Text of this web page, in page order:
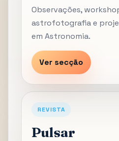
Observações,
astrofotografia e
em Astronomia.
Ver secção
REVISTA
Pulsar